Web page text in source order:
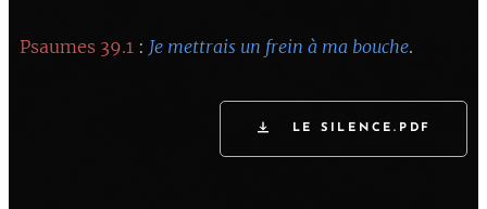
Psaumes 39.1 : Je mettrais un frein à ma bouche.
LE SILENCE.PDF